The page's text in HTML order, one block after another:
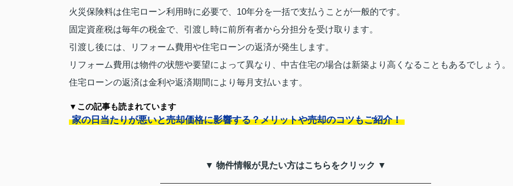
火災保険料は住宅ローン利用時に必要で、10年分を一括で支払うことが一般的です。
固定資産税は毎年の税金で、引渡し時に前所有者から分担分を受け取ります。
引渡し後には、リフォーム費用や住宅ローンの返済が発生します。
リフォーム費用は物件の状態や要望によって異なり、中古住宅の場合は新築より高くなることもあるでしょう。
住宅ローンの返済は金利や返済期間により毎月支払います。
▼この記事も読まれています
家の日当たりが悪いと売却価格に影響する？メリットや売却のコツもご紹介！
▼ 物件情報が見たい方はこちらをクリック ▼